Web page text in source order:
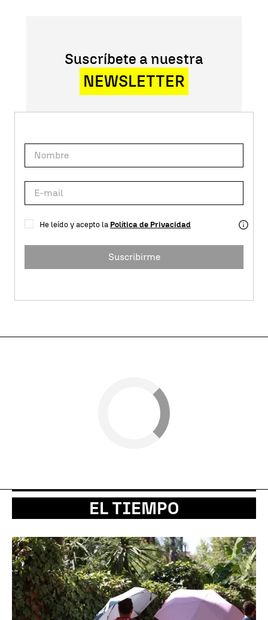
Suscríbete a nuestra
NEWSLETTER
He leído y acepto la Política de Privacidad
Suscribirme
EL TIEMPO